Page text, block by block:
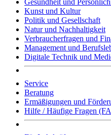
Kunst und Kultur
Politik und Gesellschaft
Natur und Nachhaltigkeit
Verbraucherfragen und
Management und
Digitale Technik und
Service
Beratung
Ermäßigungen und
Hilfe / Häufige Fragen